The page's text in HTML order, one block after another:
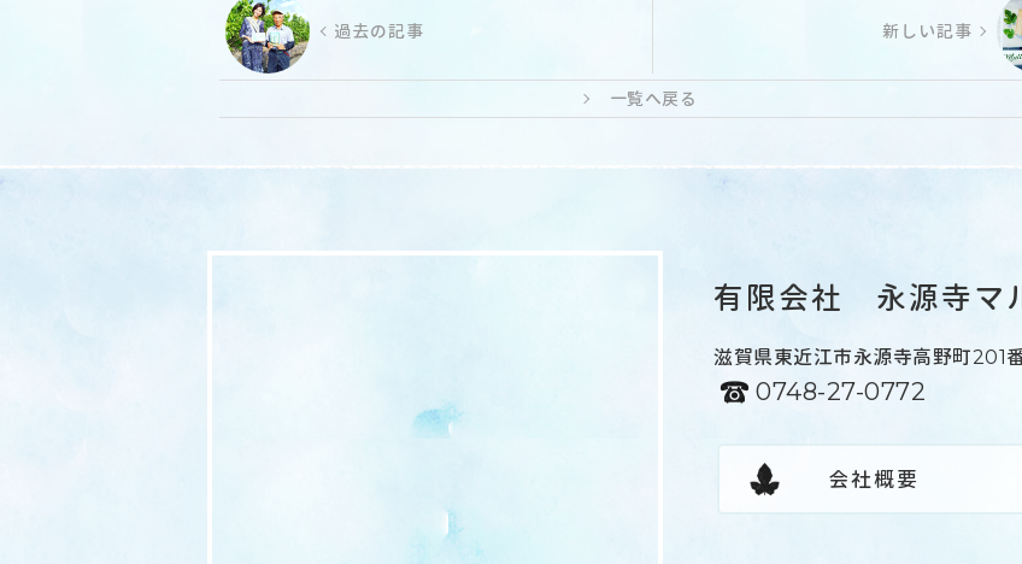
過去の記事 新しい記事
一覧へ戻る
有限会社 永源寺マ
滋賀県東近江市永源寺高野町201
0748-27-0772
会社概要